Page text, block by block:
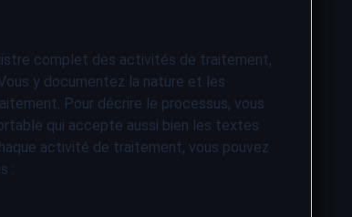
complet des activités de traitement,
y documentez la nature et les
Pour décrire le processus, vous
qui accepte aussi bien les textes
activité de traitement, vous pouvez
: